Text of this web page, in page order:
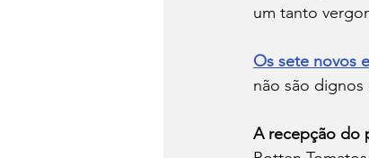
um tanto
Os sete novos
não são dignos
A recepção do